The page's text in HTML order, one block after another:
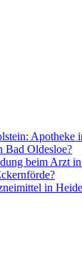
Apotheke
Bad Oldesloe?
beim Arzt
in